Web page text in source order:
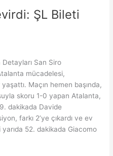
ŞL Bileti
Detayları San Siro
mücadelesi,
Maçın hemen başında,
skoru 1-0 yapan Atalanta,
dakikada Davide
farkı 2’ye çıkardı ve ev
52. dakikada Giacomo